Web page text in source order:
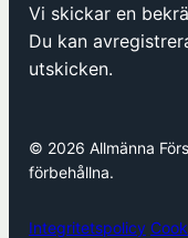
Vi skickar en
Du kan
utskicken.
© 2026 Allmänna
förbehållna.
Integritetspolicy